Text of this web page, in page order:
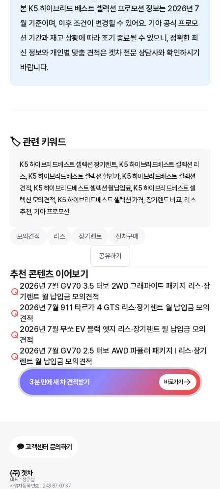
본 K5 하이브리드 베스트 셀렉션 프로모션 정보는 2026년 7
월 기준이며, 이후 조건이 변경될 수 있어요. 기아 공식 프로모
션 기간과 재고 상황에 따라 조기 종료될 수 있으니, 정확한 최
신 정보와 개인별 맞춤 견적은 겟차 전문 상담사와 확인하시기
바랍니다.
🏷️ 관련 키워드
K5 하이브리드베스트 셀렉션 장기렌트, K5 하이브리드베스트 셀렉션 리
스, K5 하이브리드베스트 셀렉션 할인가, K5 하이브리드베스트 셀렉션
견적, K5 하이브리드베스트 셀렉션 월납입료, K5 하이브리드베스트 셀
렉션 모의견적, K5 하이브리드베스트 셀렉션 가격, 장기렌트 비교, 리스
추천, 기아 프로모션
모의견적 리스 장기렌트 신차구매
공유하기
추천 콘텐츠 이어보기
2026년 7월 GV70 3.5 터보 2WD 그래파이트 패키지 리스·장
기렌트 월 납입금 모의견적
2026년 7월 911 타르가 4 GTS 리스·장기렌트 월 납입금 모의
견적
2026년 7월 무쏘 EV 블랙 엣지 리스·장기렌트 월 납입금 모의
견적
2026년 7월 GV70 2.5 터보 AWD 파퓰러 패키지 I 리스·장기
렌트 월 납입금 모의견적
3분 만에 새 차 견적받기 바로가기
고객센터 문의하기
(주) 겟차
대표 : 정유철
사업자등록번호 : 243-87-00137